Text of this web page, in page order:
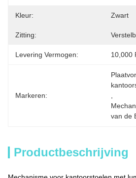
Kleur: Zwart
Zitting:
Levering Vermogen: 10,000
Markeren:
van de
Productbeschrijving